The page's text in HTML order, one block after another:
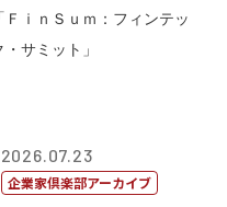
2026.07.23
企業家倶楽部アーカイブ